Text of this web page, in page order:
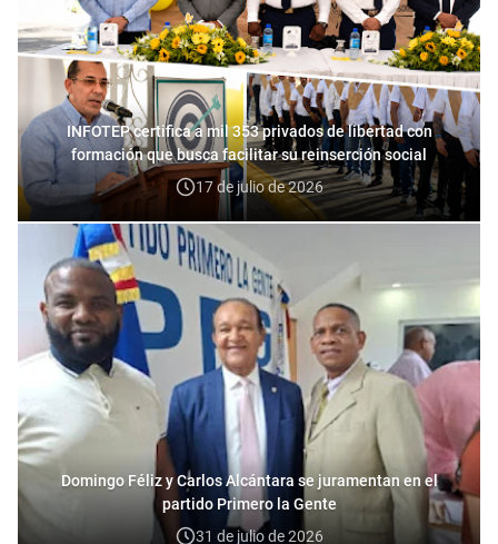
INFOTEP certifica a mil 353 privados de libertad con
formación que busca facilitar su reinserción social
17 de julio de 2026
Domingo Féliz y Carlos Alcántara se juramentan en el
partido Primero la Gente
31 de julio de 2026